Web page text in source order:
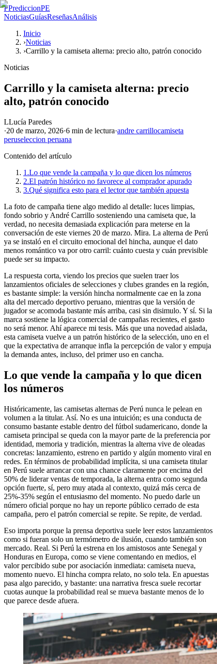
PPrediccionPE
NoticiasGuíasReseñasAnálisis
Inicio
›Noticias
›Carrillo y la camiseta alterna: precio alto, patrón conocido
Noticias
Carrillo y la camiseta alterna: precio
alto, patrón conocido
LLucía Paredes
·20 de marzo, 2026·6 min de lectura·andre carrillocamiseta
peruseleccion peruana
Contenido del artículo
1.Lo que vende la campaña y lo que dicen los números
2.El patrón histórico no favorece al comprador apurado
3.Qué significa esto para el lector que también apuesta
La foto de campaña tiene algo medido al detalle: luces limpias,
fondo sobrio y André Carrillo sosteniendo una camiseta que, la
verdad, no necesita demasiada explicación para meterse en la
conversación de este viernes 20 de marzo. Mira. La alterna de Perú
ya se instaló en el circuito emocional del hincha, aunque el dato
menos romántico va por otro carril: cuánto cuesta y cuán previsible
puede ser su impacto.
La respuesta corta, viendo los precios que suelen traer los
lanzamientos oficiales de selecciones y clubes grandes en la región,
es bastante simple: la versión hincha normalmente cae en la zona
alta del mercado deportivo peruano, mientras que la versión de
jugador se acomoda bastante más arriba, casi sin disimulo. Y sí. Si la
marca sostiene la lógica comercial de campañas recientes, el gasto
no será menor. Ahí aparece mi tesis. Más que una novedad aislada,
esta camiseta vuelve a un patrón histórico de la selección, uno en el
que la expectativa de arranque infla la percepción de valor y empuja
la demanda antes, incluso, del primer uso en cancha.
Lo que vende la campaña y lo que dicen
los números
Históricamente, las camisetas alternas de Perú nunca le pelean en
volumen a la titular. Así. No es una intuición; es una conducta de
consumo bastante estable dentro del fútbol sudamericano, donde la
camiseta principal se queda con la mayor parte de la preferencia por
identidad, memoria y tradición, mientras la alterna vive de oleadas
concretas: lanzamiento, estreno en partido y algún momento viral en
redes. En términos de probabilidad implícita, si una camiseta titular
en Perú suele arrancar con una chance claramente por encima del
50% de liderar ventas de temporada, la alterna entra como segunda
opción fuerte, sí, pero muy atada al contexto, quizá más cerca de
25%-35% según el entusiasmo del momento. No puedo darle un
número oficial porque no hay un reporte público cerrado de esta
campaña, pero el patrón comercial se repite. Se repite, de verdad.
Eso importa porque la prensa deportiva suele leer estos lanzamientos
como si fueran solo un termómetro de ilusión, cuando también son
mercado. Real. Si Perú la estrena en los amistosos ante Senegal y
Honduras en Europa, como se viene comentando en medios, el
valor percibido sube por asociación inmediata: camiseta nueva,
momento nuevo. El hincha compra relato, no solo tela. En apuestas
pasa algo parecido, y bastante: una narrativa fresca suele recortar
cuotas aunque la probabilidad real se mueva bastante menos de lo
que parece desde afuera.